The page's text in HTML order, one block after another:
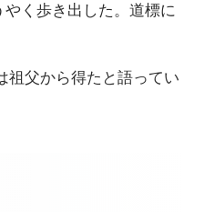
く歩き出した。道標に
祖父から得たと語ってい